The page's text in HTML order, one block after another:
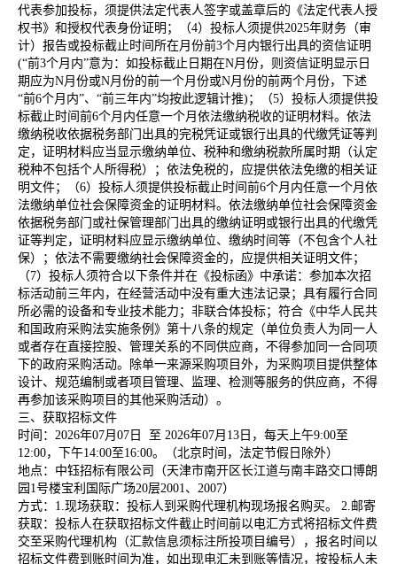
代表参加投标，须提供法定代表人签字或盖章后的《法定代表人授
权书》和授权代表身份证明；（4）投标人须提供2025年财务（审
计）报告或投标截止时间所在月份前3个月内银行出具的资信证明
(“前3个月内”意为：如投标截止日期在N月份，则资信证明显示日
期应为N月份或N月份的前一个月份或N月份的前两个月份，下述
“前6个月内”、“前三年内”均按此逻辑计推)；（5）投标人须提供投
标截止时间前6个月内任意一个月依法缴纳税收的证明材料。依法
缴纳税收依据税务部门出具的完税凭证或银行出具的代缴凭证等判
定，证明材料应当显示缴纳单位、税种和缴纳税款所属时期（认定
税种不包括个人所得税）；依法免税的，应提供依法免缴的相关证
明文件；（6）投标人须提供投标截止时间前6个月内任意一个月依
法缴纳单位社会保障资金的证明材料。依法缴纳单位社会保障资金
依据税务部门或社保管理部门出具的缴纳证明或银行出具的代缴凭
证等判定，证明材料应显示缴纳单位、缴纳时间等（不包含个人社
保）；依法不需要缴纳社会保障资金的，应提供相关证明文件；
（7）投标人须符合以下条件并在《投标函》中承诺：参加本次招
标活动前三年内，在经营活动中没有重大违法记录；具有履行合同
所必需的设备和专业技术能力；非联合体投标；符合《中华人民共
和国政府采购法实施条例》第十八条的规定（单位负责人为同一人
或者存在直接控股、管理关系的不同供应商，不得参加同一合同项
下的政府采购活动。除单一来源采购项目外，为采购项目提供整体
设计、规范编制或者项目管理、监理、检测等服务的供应商，不得
再参加该采购项目的其他采购活动）。
三、获取招标文件
时间： 2026年07月07日 至 2026年07月13日，每天上午9:00至
12:00，下午14:00至16:00。（北京时间，法定节假日除外）
地点：中钰招标有限公司（天津市南开区长江道与南丰路交口博朗
园 1号楼宝利国际广场20层2001、2007）
方式： 1.现场获取：投标人到采购代理机构现场报名购买。 2.邮寄
获取：投标人在获取招标文件截止时间前以电汇方式将招标文件费
交至采购代理机构（汇款信息须标注所投项目编号），报名时间以
招标文件费到账时间为准，如出现电汇未到账等情况，按投标人未